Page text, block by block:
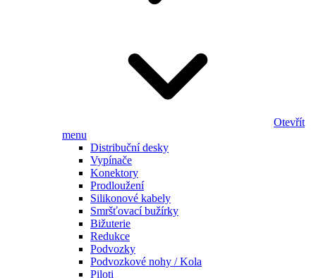
Otevřít
menu
Distribuční desky
Vypínače
Konektory
Prodloužení
Silikonové kabely
Smršťovací bužírky
Bižuterie
Redukce
Podvozky
Podvozkové nohy / Kola
Piloti